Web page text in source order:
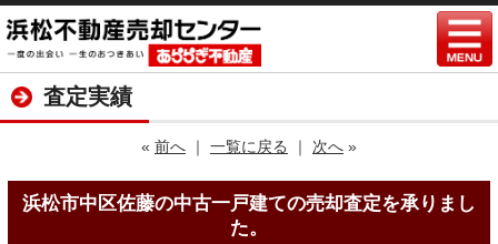
査定実績
« 前へ ｜ 一覧に戻る ｜ 次へ »
浜松市中区佐藤の中古一戸建ての売却査定を承りまし
た。